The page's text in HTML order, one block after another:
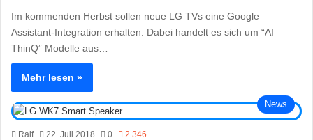
Im kommenden Herbst sollen neue LG TVs eine Google
Assistant-Integration erhalten. Dabei handelt es sich um “AI
ThinQ” Modelle aus…
Mehr lesen »
News
Ralf 22. Juli 2018 0 2.346